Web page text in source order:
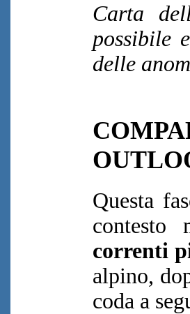
Carta
possibile
delle
Questa
contesto
correnti
alpino,
coda a